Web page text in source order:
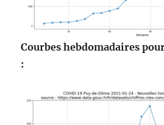
Courbes hebdomadaires
: